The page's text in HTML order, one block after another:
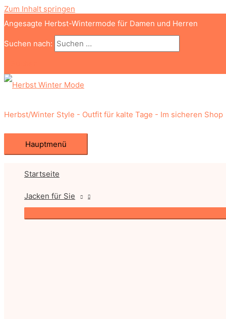
Zum Inhalt springen
Angesagte Herbst-Wintermode für Damen und Herren
Suchen nach:
Herbst/Winter Style - Outfit für kalte Tage - Im sicheren Shop
Hauptmenü
Startseite
Jacken für Sie